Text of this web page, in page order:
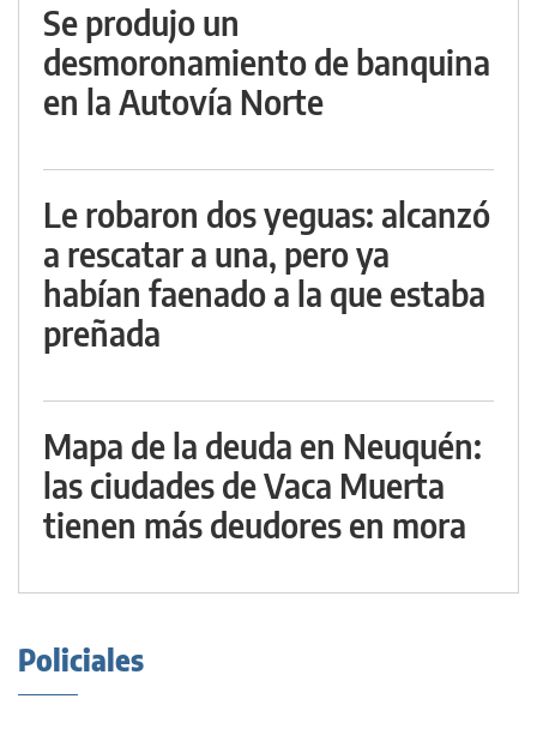
Se produjo un
desmoronamiento de banquina
en la Autovía Norte
Le robaron dos yeguas: alcanzó
a rescatar a una, pero ya
habían faenado a la que estaba
preñada
Mapa de la deuda en Neuquén:
las ciudades de Vaca Muerta
tienen más deudores en mora
Policiales